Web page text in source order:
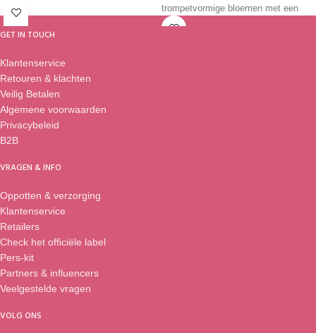
bloemen. Van april tot eind oktober
te bloeien en te groeien. De rode
romantische en warme sfeer. De
hangpot heeft een ‘Smart Hang
System’; een systeem waarmee je
hem eenvoudig ophangt, ook aan
een muur of een schutting.
trompetvormige bloemen met een
geel hart. De plant verfraait van het
GET IN TOUCH
Klantenservice
Retouren & klachten
Veilig Betalen
Algemene voorwaarden
Privacybeleid
B2B
VRAGEN & INFO
Oppotten & verzorging
Klantenservice
Retailers
Check het officiële label
Pers-kit
Partners & influencers
Veelgestelde vragen
VOLG ONS